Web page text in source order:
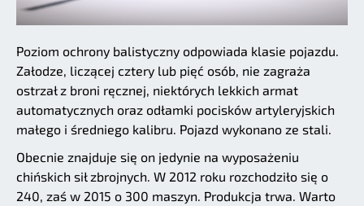
Poziom ochrony balistyczny odpowiada klasie pojazdu.
Załodze, liczącej cztery lub pięć osób, nie zagraża
ostrzał z broni ręcznej, niektórych lekkich armat
automatycznych oraz odłamki pocisków artyleryjskich
małego i średniego kalibru. Pojazd wykonano ze stali.
Obecnie znajduje się on jedynie na wyposażeniu
chińskich sił zbrojnych. W 2012 roku rozchodziło się o
240, zaś w 2015 o 300 maszyn. Produkcja trwa. Warto